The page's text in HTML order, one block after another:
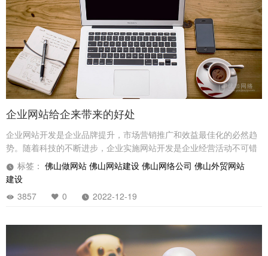
企业网站给企来带来的好处
企业网站开发是企业品牌提升，市场营销推广和效益最佳化的必然趋
势。随着科技的不断进步，企业实施网站开发是企业经营活动不可错
过的一步。本文以网站开发能够给企业带来的有效收益为主题，分析
网站开发给企业带来的好处，以及借助网站实现的流量，品牌识别和
营销活动。
标签： 佛山做网站 佛山网站建设 佛山网络公司 佛山外贸网站
建设
3857
0 2022-12-19